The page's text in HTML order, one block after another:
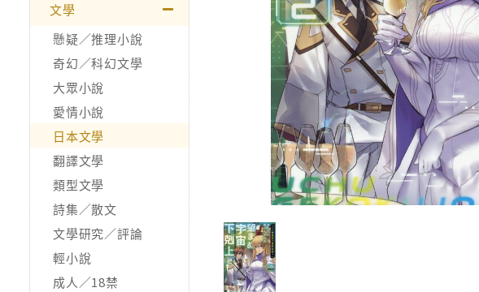
文學
懸疑／推理小說
奇幻／科幻文學
大眾小說
愛情小說
日本文學
翻譯文學
類型文學
詩集／散文
文學研究／評論
輕小說
成人／18禁